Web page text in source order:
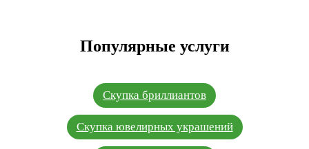
Популярные услуги
Скупка бриллиантов
Скупка ювелирных украшений